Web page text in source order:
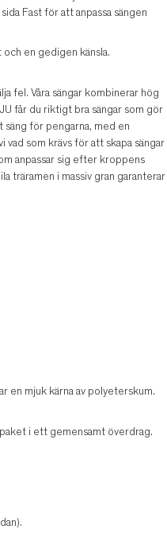
Fast för att anpassa sängen
och en gedigen känsla.
fel. Våra sängar kombinerar hög
får du riktigt bra sängar som gör
för pengarna, med en
som krävs för att skapa sängar
anpassar sig efter kroppens
träramen i massiv gran garanterar
en mjuk kärna av polyeterskum.
i ett gemensamt överdrag.